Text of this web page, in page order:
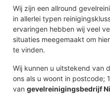
Wij zijn een allround
in allerlei typen
ervaringen hebben wij veel
situaties meegemaakt om
te vinden.
Wij kunnen u uitstekend van
ons als u woont in postcode;
vangevelreinigingsbedrijf